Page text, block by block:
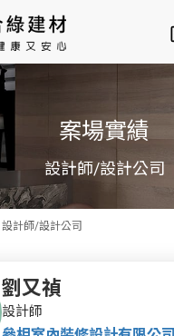
案場實績
設計師/設計公司
設計師/設計公司
劉又禎
設計師
訊